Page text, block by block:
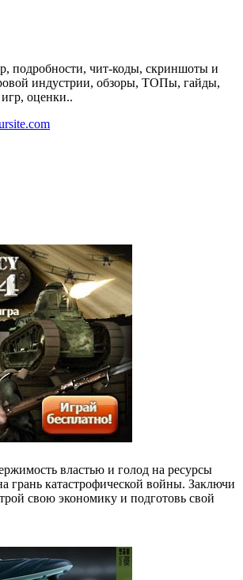
подробности, чит-коды, скриншоты и
индустрии, обзоры, ТОПы, гайды,
оценки..
властью и голод на ресурсы
грань катастрофической войны. Заключи
свою экономику и подготовь свой